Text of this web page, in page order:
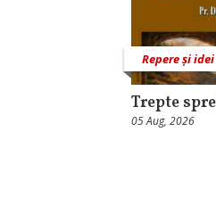
Repere și idei
Trepte
05 Aug, 2026